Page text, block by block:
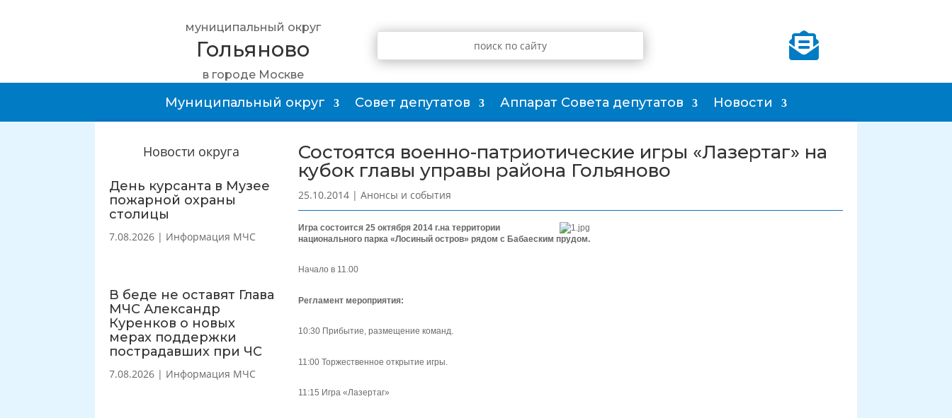
муниципальный округ
Гольяново
в городе Москве

Муниципальный округ Совет депутатов Аппарат Совета депутатов Новости
Новости округа
День курсанта в Музее
пожарной охраны
столицы
7.08.2026 | Информация МЧС
В беде не оставят Глава
МЧС Александр
Куренков о новых
мерах поддержки
пострадавших при ЧС
7.08.2026 | Информация МЧС
Состоятся военно-патриотические игры «Лазертаг» на
кубок главы управы района Гольяново
25.10.2014| Анонсы и события
Игра состоится 25 октября 2014 г.на территории
национального парка «Лосиный остров» рядом с Бабаеским прудом.
Начало в 11.00
Регламент мероприятия:
10:30 Прибытие, размещение команд.
11:00 Торжественное открытие игры.
11:15 Игра «Лазертаг»